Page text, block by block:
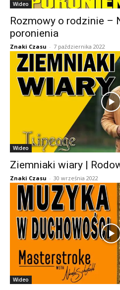
Wideo
Rozmowy o rodzinie –
poronienia
Znaki Czasu - 7 października 2022
Wideo
Ziemniaki wiary |
Znaki Czasu - 30 września 2022
Wideo